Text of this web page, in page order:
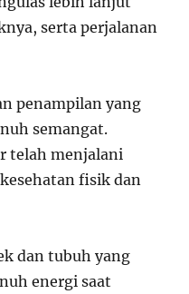
serta perjalanan
penampilan yang
semangat.
telah menjalani
fisik dan
dan tubuh yang
energi saat